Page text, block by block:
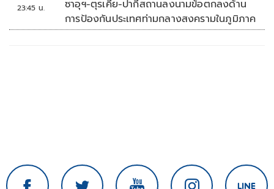
23:45 น.
ซาอุฯ-ตุรเคีย-ปากีสถานลงนามข้อตกลงด้าน
การป้องกันประเทศท่ามกลางสงครามในภูมิภาค